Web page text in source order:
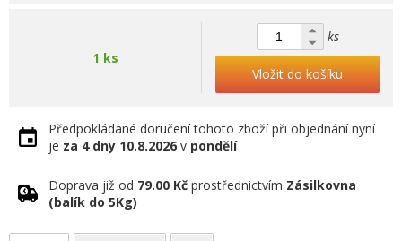
1 ks
ks
Vložit do košíku
Předpokládané doručení tohoto zboží při objednání nyní
je za 4 dny 10.8.2026 v pondělí
Doprava již od 79.00 Kč prostřednictvím Zásilkovna
(balík do 5Kg)